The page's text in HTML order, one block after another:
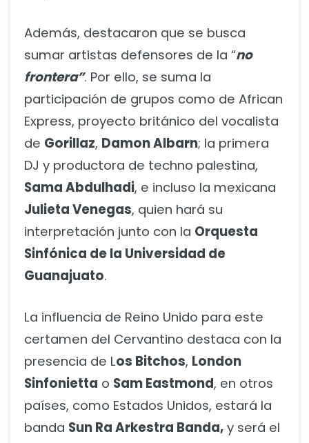
Además, destacaron que se busca
sumar artistas defensores de la “no
frontera”. Por ello, se suma la
participación de grupos como de African
Express, proyecto británico del vocalista
de Gorillaz, Damon Albarn; la primera
DJ y productora de techno palestina,
Sama Abdulhadi, e incluso la mexicana
Julieta Venegas, quien hará su
interpretación junto con la Orquesta
Sinfónica de la Universidad de
Guanajuato.
La influencia de Reino Unido para este
certamen del Cervantino destaca con la
presencia de Los Bitchos, London
Sinfonietta o Sam Eastmond, en otros
países, como Estados Unidos, estará la
banda Sun Ra Arkestra Banda, y será el